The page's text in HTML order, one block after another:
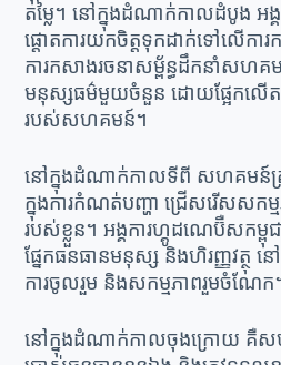
តម្លៃ។ នៅក្នុងដំណាក់កាលដំបូង អង្
ផ្ដោតការយកចិត្តទុកដាក់ទៅលើក
ការកសាងរចនាសម្ព័ន្ធដឹកនាំសហគ
មនុស្សធម៌មួយចំនួន ដោយផ្អែកលើតម្
របស់សហគមន៍។
នៅក្នុងដំណាក់កាលទីពី សហគមន៍ត្រូ
ក្នុងការកំណត់បញ្ហា ជ្រើសរើសសកម្
របស់ខ្លួន។ អង្គការហ្គូដណេប៊ឺសកម្ពុ
ផ្នែកធនធានមនុស្ស និងហិរញ្ញវត្ថុ
ការចូលរួម និងសកម្មភាពរួមចំណែក
នៅក្នុងដំណាក់កាលចុងក្រោយ គឺសហ